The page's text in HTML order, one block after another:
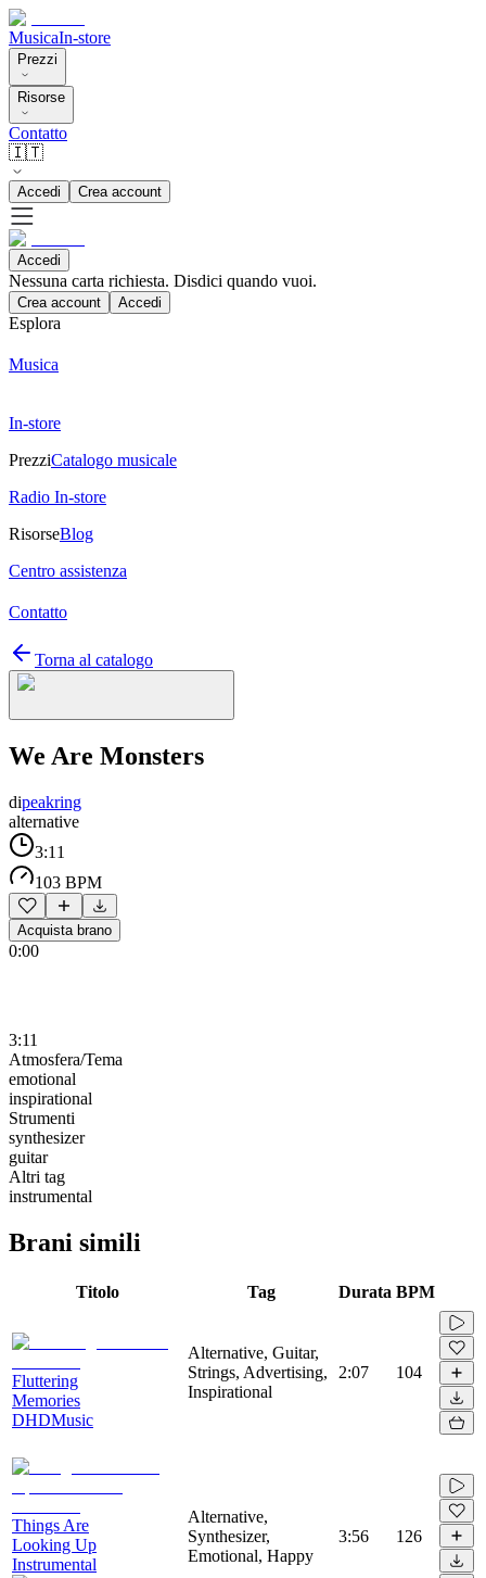
MusicaIn-store
Prezzi
Risorse
Contatto
🇮🇹
Accedi Crea account
Accedi
Nessuna carta richiesta. Disdici quando vuoi.
Crea account Accedi
Esplora
Musica
In-store
PrezziCatalogo musicale
Radio In-store
RisorseBlog
Centro assistenza
Contatto
Torna al catalogo
We Are Monsters
dipeakring
alternative
3:11
103 BPM
Acquista brano
0:00
3:11
Atmosfera/Tema
emotional
inspirational
Strumenti
synthesizer
guitar
Altri tag
instrumental
Brani simili
Titolo Tag Durata BPM
Fluttering
Memories
DHDMusic
Alternative, Guitar,
Strings, Advertising,
Inspirational
2:07 104
Things Are
Looking Up
Instrumental
Alternative,
Synthesizer,
Emotional, Happy
3:56 126